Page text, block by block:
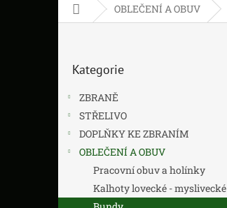
Domů OBLEČENÍ A OBUV
n
kategorie
Kategorie
ZBRANĚ
STŘELIVO
DOPLŇKY KE ZBRANÍM
OBLEČENÍ A OBUV
Pracovní obuv a holínky
Kalhoty lovecké - myslivecké